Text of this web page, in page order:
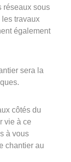
réseaux sous
travaux
également
sera la
côtés du
vie à ce
à vous
chantier au